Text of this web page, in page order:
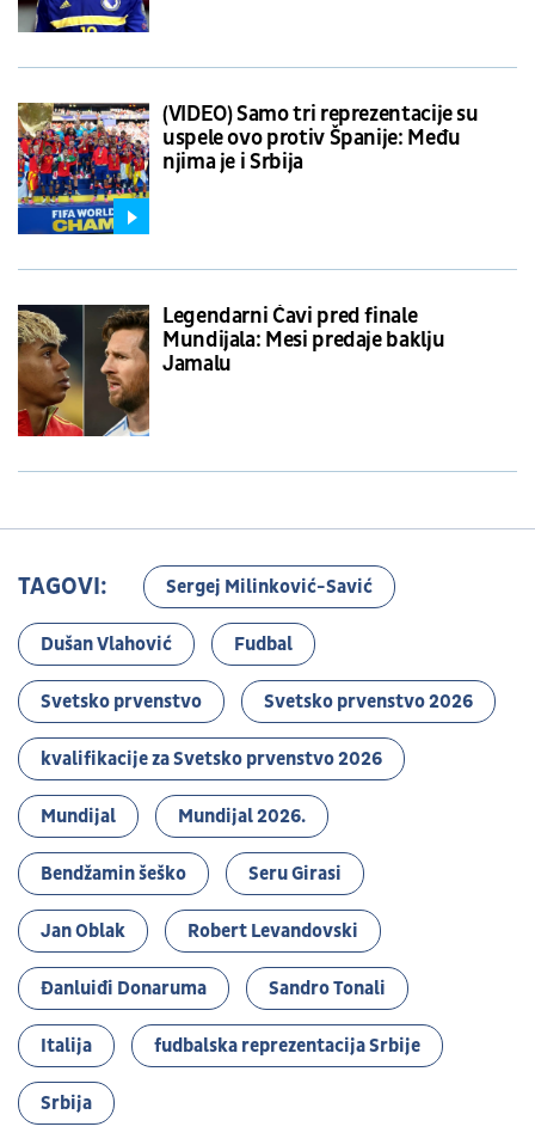
(VIDEO) Samo tri reprezentacije su
uspele ovo protiv Španije: Među
njima je i Srbija
Legendarni Ćavi pred finale
Mundijala: Mesi predaje baklju
Jamalu
TAGOVI: Sergej Milinković-Savić
Dušan Vlahović Fudbal
Svetsko prvenstvo Svetsko prvenstvo 2026
kvalifikacije za Svetsko prvenstvo 2026
Mundijal Mundijal 2026.
Bendžamin šeško Seru Girasi
Jan Oblak Robert Levandovski
Đanluiđi Donaruma Sandro Tonali
Italija fudbalska reprezentacija Srbije
Srbija